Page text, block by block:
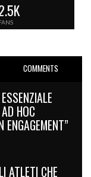
COMMENTS
HOC
ATLETI CHE